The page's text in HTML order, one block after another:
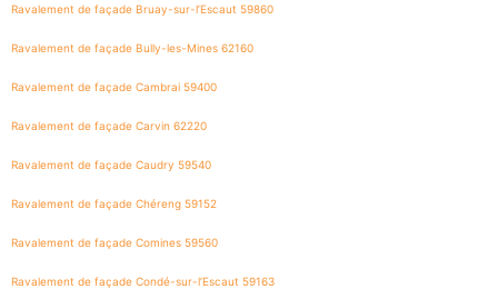
Ravalement de façade Bruay-sur-l’Escaut 59860
Ravalement de façade Bully-les-Mines 62160
Ravalement de façade Cambrai 59400
Ravalement de façade Carvin 62220
Ravalement de façade Caudry 59540
Ravalement de façade Chéreng 59152
Ravalement de façade Comines 59560
Ravalement de façade Condé-sur-l’Escaut 59163